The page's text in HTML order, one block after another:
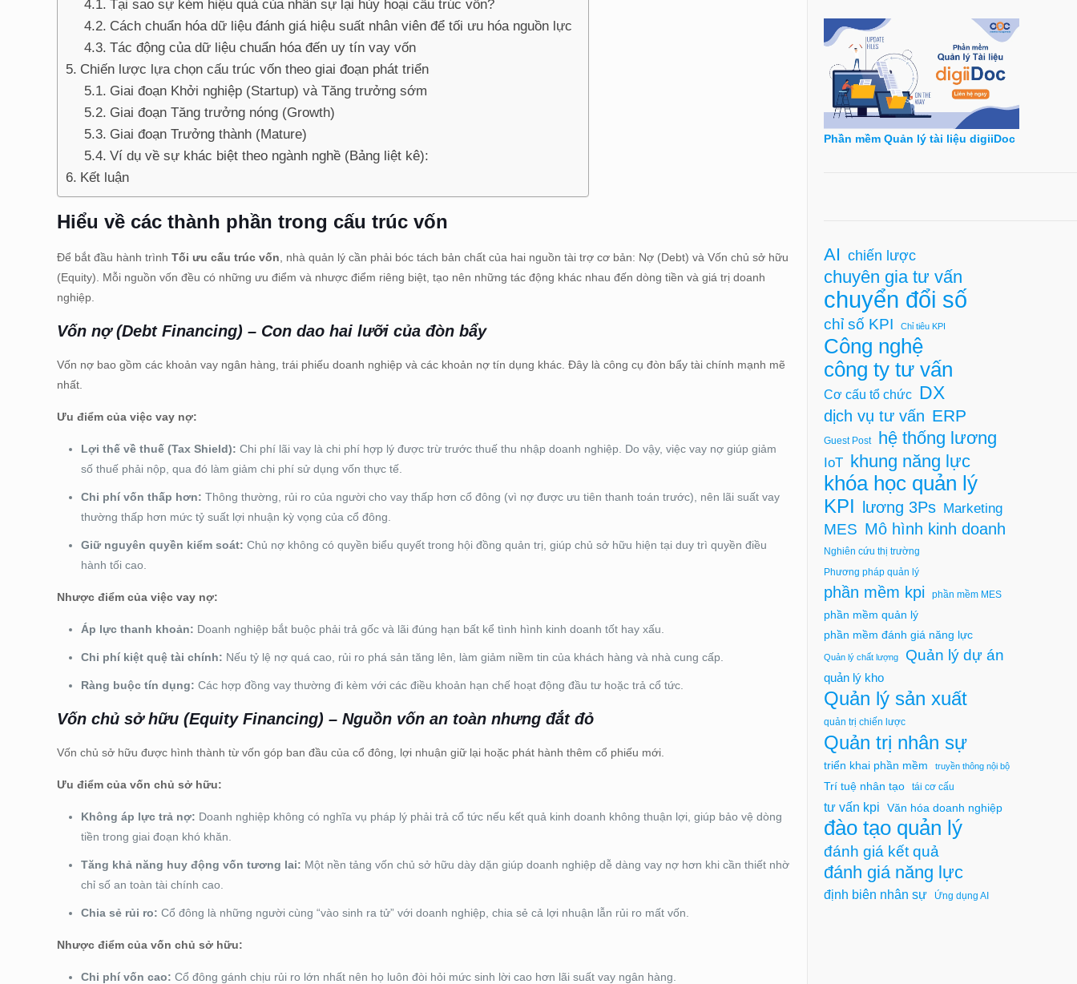
Tại sao sự kém hiệu quả của nhân sự lại hủy hoại cấu trúc vốn?
Cách chuẩn hóa dữ liệu đánh giá hiệu suất nhân viên để tối ưu hóa nguồn lực
Tác động của dữ liệu chuẩn hóa đến uy tín vay vốn
Chiến lược lựa chọn cấu trúc vốn theo giai đoạn phát triển
Giai đoạn Khởi nghiệp (Startup) và Tăng trưởng sớm
Giai đoạn Tăng trưởng nóng (Growth)
Giai đoạn Trưởng thành (Mature)
Ví dụ về sự khác biệt theo ngành nghề (Bảng liệt kê):
Kết luận
Hiểu về các thành phần trong cấu trúc vốn
Để bắt đầu hành trìnhTối ưu cấu trúc vốn , nhà quản lý cần phải bóc tách bản chất của hai nguồn tài trợ cơ bản: Nợ (Debt) và Vốn chủ sở hữu
(Equity). Mỗi nguồn vốn đều có những ưu điểm và nhược điểm riêng biệt, tạo nên những tác động khác nhau đến dòng tiền và giá trị doanh
nghiệp.
Vốn nợ (Debt Financing) – Con dao hai lưỡi của đòn bẩy
Vốn nợ bao gồm các khoản vay ngân hàng, trái phiếu doanh nghiệp và các khoản nợ tín dụng khác. Đây là công cụ đòn bẩy tài chính mạnh mẽ
nhất.
Ưu điểm của việc vay nợ:
Lợi thế về thuế (Tax Shield): Chi phí lãi vay là chi phí hợp lý được trừ trước thuế thu nhập doanh nghiệp. Do vậy, việc vay nợ giúp giảm
số thuế phải nộp, qua đó làm giảm chi phí sử dụng vốn thực tế.
Chi phí vốn thấp hơn: Thông thường, rủi ro của người cho vay thấp hơn cổ đông (vì nợ được ưu tiên thanh toán trước), nên lãi suất vay
thường thấp hơn mức tỷ suất lợi nhuận kỳ vọng của cổ đông.
Giữ nguyên quyền kiểm soát: Chủ nợ không có quyền biểu quyết trong hội đồng quản trị, giúp chủ sở hữu hiện tại duy trì quyền điều
hành tối cao.
Nhược điểm của việc vay nợ:
Áp lực thanh khoản: Doanh nghiệp bắt buộc phải trả gốc và lãi đúng hạn bất kể tình hình kinh doanh tốt hay xấu.
Chi phí kiệt quệ tài chính: Nếu tỷ lệ nợ quá cao, rủi ro phá sản tăng lên, làm giảm niềm tin của khách hàng và nhà cung cấp.
Ràng buộc tín dụng: Các hợp đồng vay thường đi kèm với các điều khoản hạn chế hoạt động đầu tư hoặc trả cổ tức.
Vốn chủ sở hữu (Equity Financing) – Nguồn vốn an toàn nhưng đắt đỏ
Vốn chủ sở hữu được hình thành từ vốn góp ban đầu của cổ đông, lợi nhuận giữ lại hoặc phát hành thêm cổ phiếu mới.
Ưu điểm của vốn chủ sở hữu:
Không áp lực trả nợ: Doanh nghiệp không có nghĩa vụ pháp lý phải trả cổ tức nếu kết quả kinh doanh không thuận lợi, giúp bảo vệ dòng
tiền trong giai đoạn khó khăn.
Tăng khả năng huy động vốn tương lai: Một nền tảng vốn chủ sở hữu dày dặn giúp doanh nghiệp dễ dàng vay nợ hơn khi cần thiết nhờ
chỉ số an toàn tài chính cao.
Chia sẻ rủi ro: Cổ đông là những người cùng “vào sinh ra tử” với doanh nghiệp, chia sẻ cả lợi nhuận lẫn rủi ro mất vốn.
Nhược điểm của vốn chủ sở hữu:
Chi phí vốn cao: Cổ đông gánh chịu rủi ro lớn nhất nên họ luôn đòi hỏi mức sinh lời cao hơn lãi suất vay ngân hàng.
Phần mềm Quản lý tài liệu digiiDoc
AI chiến lược
chuyên gia tư vấn
chuyển đổi số
chỉ số KPI Chỉ tiêu KPI
Công nghệ
công ty tư vấn
Cơ cấu tổ chức DX
dịch vụ tư vấn ERP
Guest Post hệ thống lương
IoT khung năng lực
khóa học quản lý
KPI lương 3Ps Marketing
MES Mô hình kinh doanh
Nghiên cứu thị trường
Phương pháp quản lý
phần mềm kpi phần mềm MES
phần mềm quản lý
phần mềm đánh giá năng lực
Quản lý chất lượng Quản lý dự án
quản lý kho
Quản lý sản xuất
quản trị chiến lược
Quản trị nhân sự
triển khai phần mềm truyền thông nội bộ
Trí tuệ nhân tạo tái cơ cấu
tư vấn kpi Văn hóa doanh nghiệp
đào tạo quản lý
đánh giá kết quả
đánh giá năng lực
định biên nhân sự Ứng dụng AI